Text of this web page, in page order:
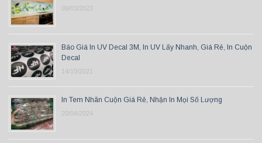
09/03/2023
Báo Giá In UV Decal 3M, In UV Lấy Nhanh, Giá Rẻ, In Cuộn
Decal
14/10/2021
In Tem Nhãn Cuộn Giá Rẻ, Nhận In Mọi Số Lượng
20/04/2024